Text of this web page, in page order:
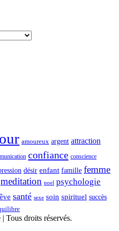
amoureux argent attraction
confiance conscience
désir enfant famille femme
meditation noel psychologie
santé sexe soin spirituel succès
droits réservés.